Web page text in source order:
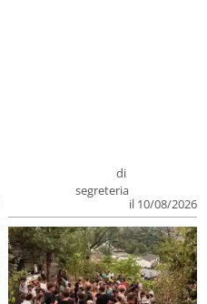
di
segreteria
il 10/08/2026